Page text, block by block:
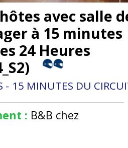
avec salle
à 15 minutes
24 Heures
)
15 MINUTES DU
: B&B chez